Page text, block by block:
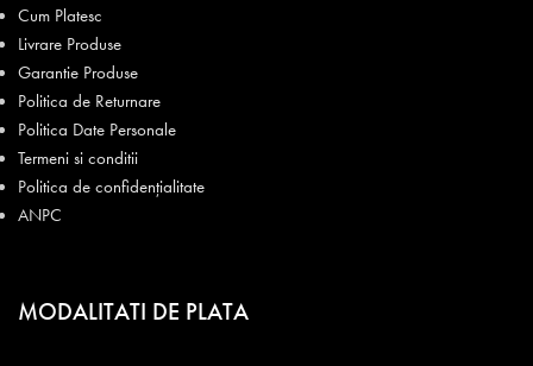
Cum Platesc
Livrare Produse
Garantie Produse
Politica de Returnare
Politica Date Personale
Termeni si conditii
Politica de confidențialitate
ANPC
MODALITATI DE PLATA